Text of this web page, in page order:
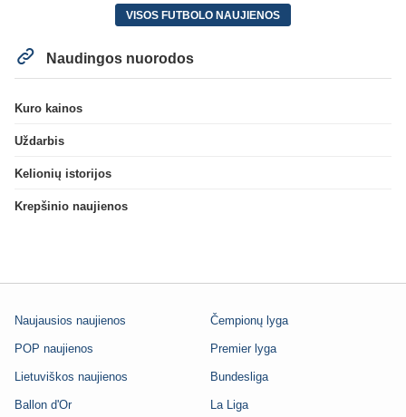
VISOS FUTBOLO NAUJIENOS
Naudingos nuorodos
Kuro kainos
Uždarbis
Kelionių istorijos
Krepšinio naujienos
Naujausios naujienos
POP naujienos
Lietuviškos naujienos
Ballon d'Or
Čempionų lyga
Premier lyga
Bundesliga
La Liga